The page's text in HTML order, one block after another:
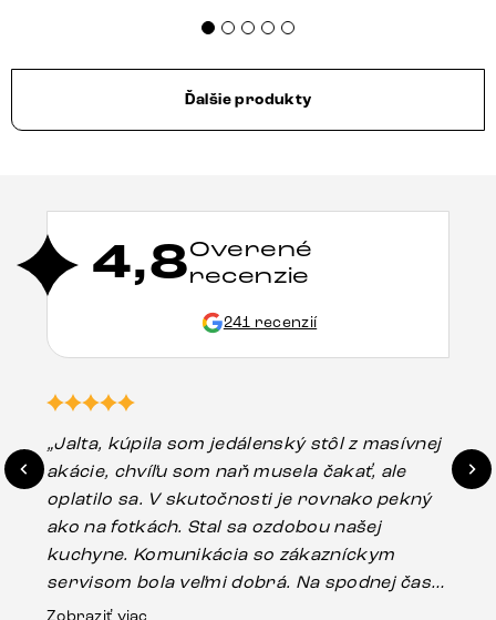
Ďalšie produkty
4,8Overené
recenzie
241 recenzií
„Jalta, kúpila som jedálenský stôl z masívnej
akácie, chvíľu som naň musela čakať, ale
oplatilo sa. V skutočnosti je rovnako pekný
ako na fotkách. Stal sa ozdobou našej
kuchyne. Komunikácia so zákazníckym
servisom bola veľmi dobrá. Na spodnej časti
stola bolo malé poškodenie, pravdepodobne
Zobraziť viac